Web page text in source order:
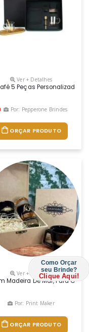
Vermelha De 6
Ver + Detalhes
5 Peças Personalizado
Por: Pepperone Brindes
ORÇAR PRODUTO
Arabica Sul De Minas
Ver + Detalhes
Madeira De Mdf, Para
Por: Print Maker
ORÇAR PRODUTO
Como Orçar
seu Brinde?
Clique Aqui!